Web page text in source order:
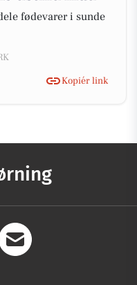
fødevarer i sunde
Kopiér link